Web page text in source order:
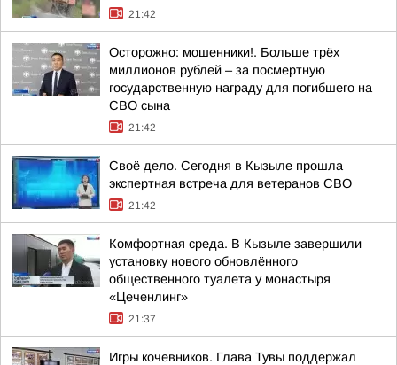
21:42
Осторожно: мошенники!. Больше трёх
миллионов рублей – за посмертную
государственную награду для погибшего на
СВО сына
21:42
Своё дело. Сегодня в Кызыле прошла
экспертная встреча для ветеранов СВО
21:42
Комфортная среда. В Кызыле завершили
установку нового обновлённого
общественного туалета у монастыря
«Цеченлинг»
21:37
Игры кочевников. Глава Тувы поддержал